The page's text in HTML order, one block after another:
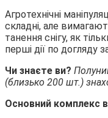
Агротехнічні
складні, але
танення снігу, як
перші дії по догляду
Чи знаєте ви?
(близько 200 шт.)
Основний комплекс